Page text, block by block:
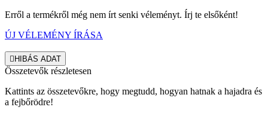
Erről a termékről még nem írt senki véleményt. Írj te elsőként!
ÚJ VÉLEMÉNY ÍRÁSA
HIBÁS ADAT
Összetevők részletesen
Kattints az összetevőkre, hogy megtudd, hogyan hatnak a hajadra és
a fejbőrödre!